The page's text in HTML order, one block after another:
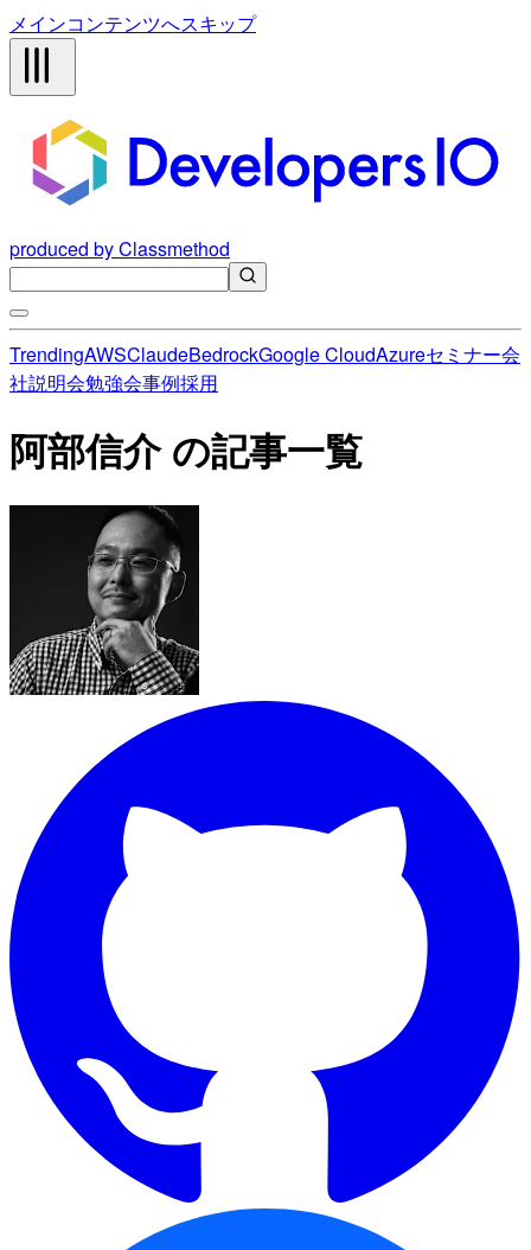
メインコンテンツへスキップ
produced by Classmethod
TrendingAWSClaudeBedrockGoogle CloudAzureセミナー会
社説明会勉強会事例採用
阿部信介 の記事一覧